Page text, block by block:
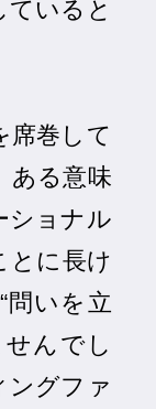
いると
席巻して
ある意味
ショナル
とに長け
いを立
んでし
ングファ